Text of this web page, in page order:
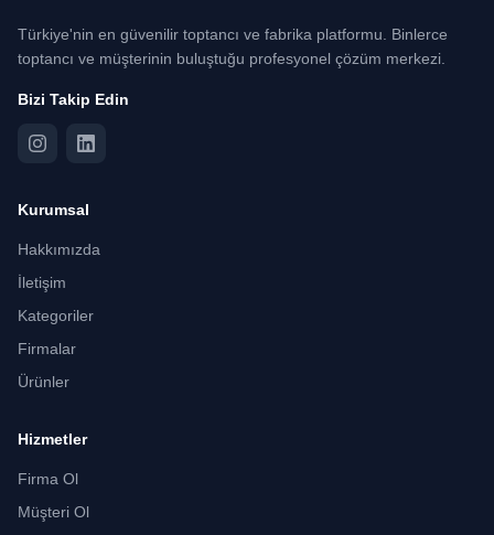
Türkiye'nin en güvenilir toptancı ve fabrika platformu. Binlerce
toptancı ve müşterinin buluştuğu profesyonel çözüm merkezi.
Bizi Takip Edin
Kurumsal
Hakkımızda
İletişim
Kategoriler
Firmalar
Ürünler
Hizmetler
Firma Ol
Müşteri Ol